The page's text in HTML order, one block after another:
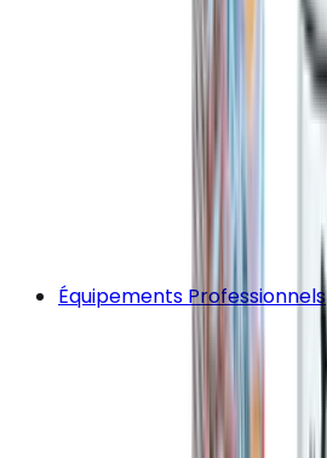
Équipements Professionnels